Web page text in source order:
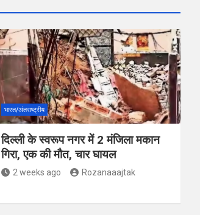
भारत/अंतराष्ट्रीय
दिल्ली के स्वरूप नगर में 2 मंजिला मकान
गिरा, एक की मौत, चार घायल
2 weeks ago Rozanaaajtak